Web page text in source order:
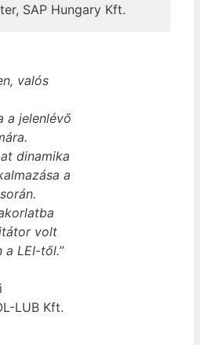
SAP Hungary Kft.
valós
a jelenlévő
dinamika
a
volt
LEI-től.”
LUB Kft.